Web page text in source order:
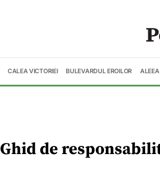
CALEA VICTORIEI BULEVARDUL EROILOR
Ghid de